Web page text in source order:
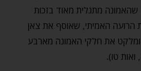
שהאמונה מתגלית מאוד בזכות
הרועה האמיתי, שאוסף את צאן
את חלקי האמונה מארבע
טו).